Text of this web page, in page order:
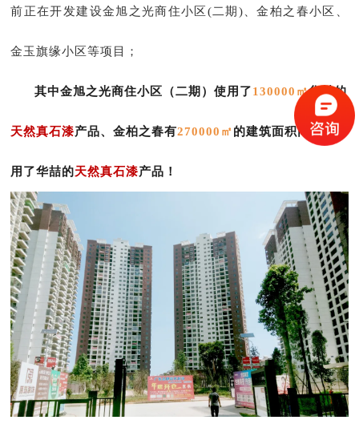
前正在开发建设金旭之光商住小区(二期)、金柏之春小区、
金玉旗缘小区等项目；
其中金旭之光商住小区（二期）使用了130000㎡华喆的
天然真石漆产品、金柏之春有270000㎡的建筑面积同样选
用了华喆的天然真石漆产品！